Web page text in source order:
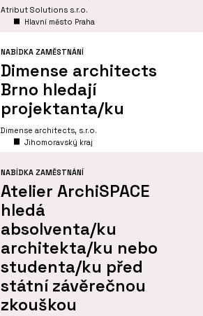
Atribut Solutions s.r.o.
Hlavní město Praha
NABÍDKA ZAMĚSTNÁNÍ
Dimense architects
Brno hledají
projektanta/ku
Dimense architects, s.r.o.
Jihomoravský kraj
NABÍDKA ZAMĚSTNÁNÍ
Atelier ArchiSPACE
hledá
absolventa/ku
architekta/ku nebo
studenta/ku před
státní závěrečnou
zkouškou